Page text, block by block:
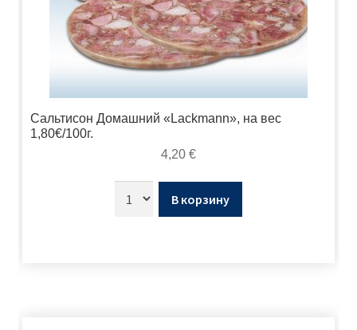
Сальтисон Домашний «Lackmann», на вес
1,80€/100г.
4,20 €
В корзину